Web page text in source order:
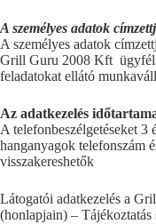
A személyes adatok
A személyes adatok
Grill Guru 2008 Kft
feladatokat ellátó
Az adatkezelés
A telefonbeszélgetéseket
hanganyagok telefonszám
visszakereshetők
Látogatói adatkezelés a
(honlapjain) –